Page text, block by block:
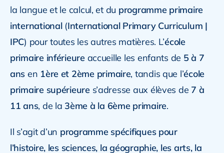
la langue et le calcul, et du programme primaire
international(International Primary Curriculum |
IPC) pour toutes les autres matières. L’école
primaire inférieure accueille les enfants de 5 à 7
ans en 1ère et 2ème primaire, tandis que l’école
primaire supérieure s’adresse aux élèves de 7 à
11 ans, de la 3ème à la 6ème primaire.
Il s’agit d’un programme spécifiques pour
l’histoire, les sciences, la géographie, les arts, la